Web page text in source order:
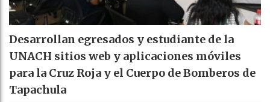
Desarrollan egresados y estudiante de la
UNACH sitios web y aplicaciones móviles
para la Cruz Roja y el Cuerpo de Bomberos de
Tapachula